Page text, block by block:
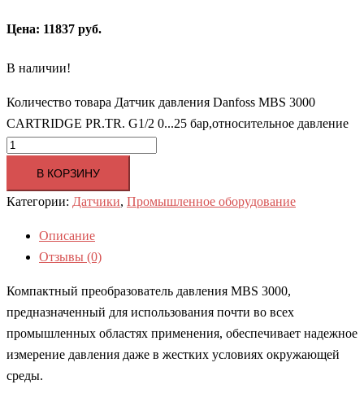
Цена: 11837 руб.
В наличии!
Количество товара Датчик давления Danfoss MBS 3000
CARTRIDGE PR.TR. G1/2 0...25 бар,относительное давление
В КОРЗИНУ
Категории: Датчики, Промышленное оборудование
Описание
Отзывы (0)
Компактный преобразователь давления MBS 3000,
предназначенный для использования почти во всех
промышленных областях применения, обеспечивает надежное
измерение давления даже в жестких условиях окружающей
среды.